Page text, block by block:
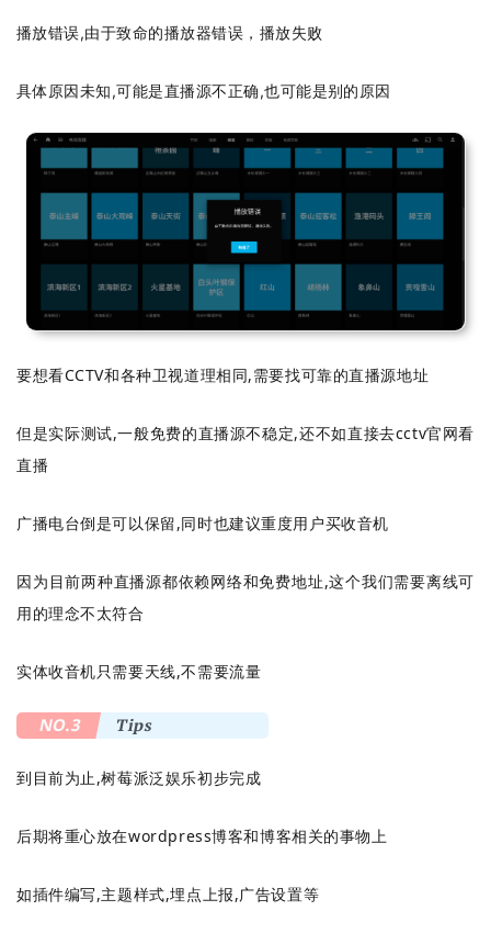
播放错误,由于致命的播放器错误，播放失败
具体原因未知,可能是直播源不正确,也可能是别的原因
要想看CCTV和各种卫视道理相同,需要找可靠的直播源地址
但是实际测试,一般免费的直播源不稳定,还不如直接去cctv官网看
直播
广播电台倒是可以保留,同时也建议重度用户买收音机
因为目前两种直播源都依赖网络和免费地址,这个我们需要离线可
用的理念不太符合
实体收音机只需要天线,不需要流量
NO.3 Tips
到目前为止,树莓派泛娱乐初步完成
后期将重心放在wordpress博客和博客相关的事物上
如插件编写,主题样式,埋点上报,广告设置等